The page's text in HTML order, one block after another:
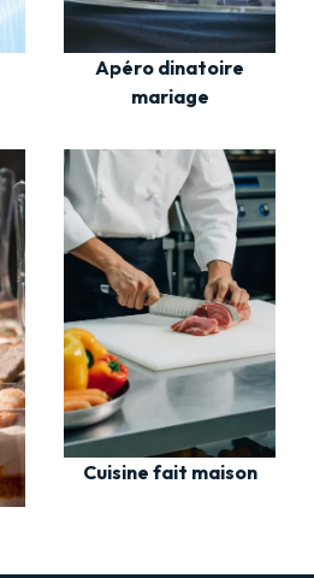
Apéro dinatoire
mariage
Cuisine fait maison